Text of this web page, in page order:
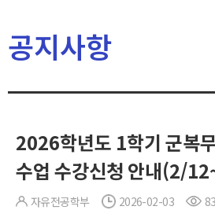
공지사항
2026학년도 1학기 군복
수업 수강신청 안내(2/
자유전공학부 2026-02-03